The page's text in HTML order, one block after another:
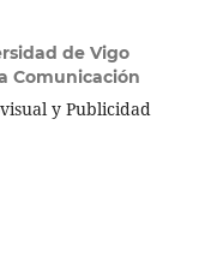
de Vigo
Comunicación
y Publicidad